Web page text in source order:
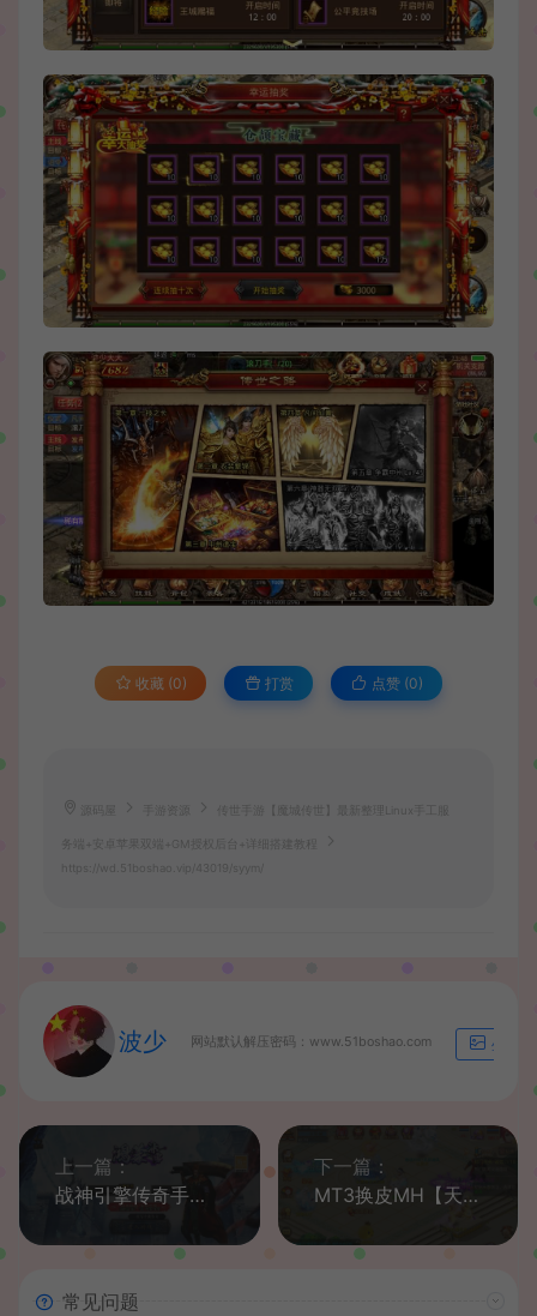
收藏 (0) 打赏 点赞 (0)
手游资源 传世手游【魔城传世】最新整理Linux手工服
务端+安卓苹果双端+GM授权后台+详细搭建教程
https://wd.51boshao.vip/43019/syym/
波少 网站默认解压密码：www.51boshao.com 生成海
上一篇：
战神引擎传奇手游【鸿蒙冰雪新UI白猪3.1】最新整理WIN系特色服务端+安卓苹果双端+GM授权物品后台+详细搭建教程
下一篇：
MT3换皮MH【天香物语】最新整理Linux手工服务端+安卓苹果双端+GM后台+详细搭建教程+全套源码
常见问题